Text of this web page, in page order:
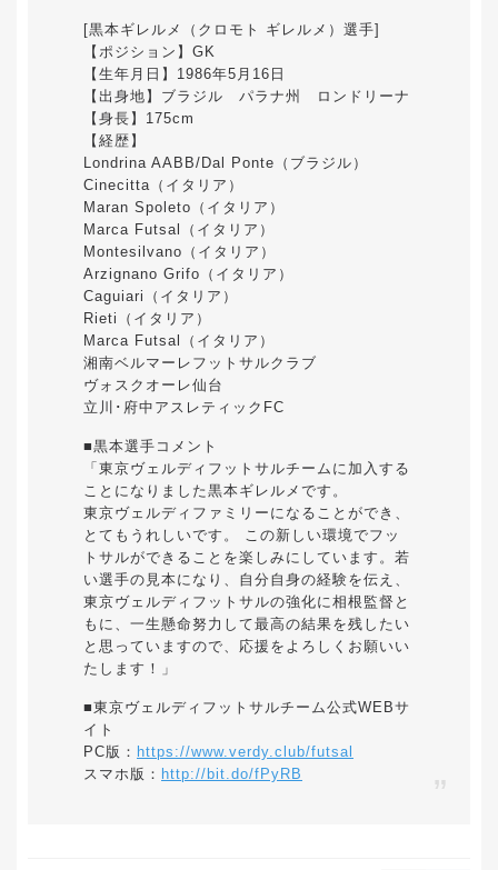
[黒本ギレルメ（クロモト ギレルメ）選手]
【ポジション】GK
【生年月日】1986年5月16日
【出身地】ブラジル パラナ州 ロンドリーナ
【身長】175cm
【経歴】
Londrina AABB/Dal Ponte（ブラジル）
Cinecitta（イタリア）
Maran Spoleto（イタリア）
Marca Futsal（イタリア）
Montesilvano（イタリア）
Arzignano Grifo（イタリア）
Caguiari（イタリア）
Rieti（イタリア）
Marca Futsal（イタリア）
湘南ベルマーレフットサルクラブ
ヴォスクオーレ仙台
立川･府中アスレティックFC
■黒本選手コメント
「東京ヴェルディフットサルチームに加入する
ことになりました黒本ギレルメです。
東京ヴェルディファミリーになることができ、
とてもうれしいです。 この新しい環境でフッ
トサルができることを楽しみにしています。若
い選手の見本になり、自分自身の経験を伝え、
東京ヴェルディフットサルの強化に相根監督と
もに、一生懸命努力して最高の結果を残したい
と思っていますので、応援をよろしくお願いい
たします！」
■東京ヴェルディフットサルチーム公式WEBサ
イト
PC版： https://www.verdy.club/futsal
スマホ版： http://bit.do/fPyRB